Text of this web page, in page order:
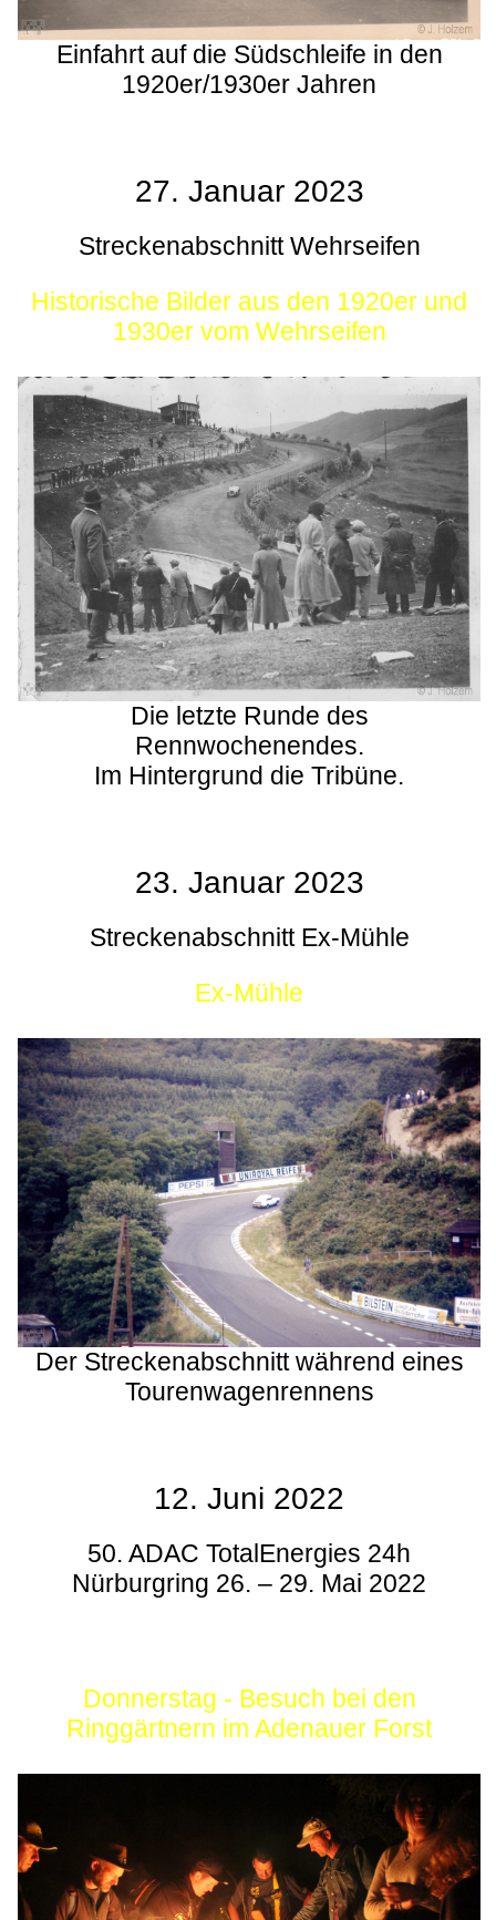
Einfahrt auf die Südschleife in den
1920er/1930er Jahren
27. Januar 2023
Streckenabschnitt Wehrseifen
Historische Bilder aus den 1920er und
1930er vom Wehrseifen
Die letzte Runde des
Rennwochenendes.
Im Hintergrund die Tribüne.
23. Januar 2023
Streckenabschnitt Ex-Mühle
Ex-Mühle
Der Streckenabschnitt während eines
Tourenwagenrennens
12. Juni 2022
50. ADAC TotalEnergies 24h
Nürburgring 26. – 29. Mai 2022
Donnerstag - Besuch bei den
Ringgärtnern im Adenauer Forst